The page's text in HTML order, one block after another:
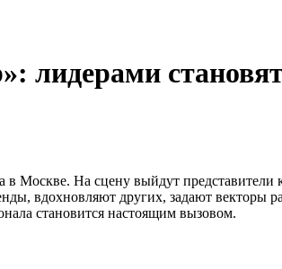
в Москве. На сцену выйдут
вдохновляют других, задают векторы
становится настоящим вызовом.